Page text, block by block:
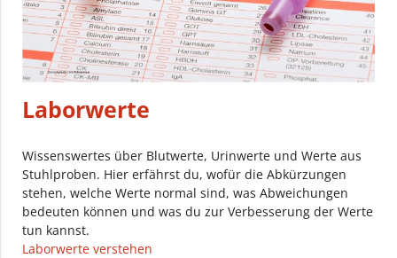
Laborwerte
Wissenswertes über Blutwerte, Urinwerte und Werte aus
Stuhlproben. Hier erfährst du, wofür die Abkürzungen
stehen, welche Werte normal sind, was Abweichungen
bedeuten können und was du zur Verbesserung der Werte
tun kannst.
Laborwerte verstehen